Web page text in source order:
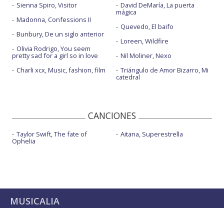
Sienna Spiro, Visitor
Madonna, Confessions II
Bunbury, De un siglo anterior
Olivia Rodrigo, You seem
pretty sad for a girl so in love
Charli xcx, Music, fashion, film
David DeMaría, La puerta
mágica
Quevedo, El baifo
Loreen, Wildfire
Nil Moliner, Nexo
Triángulo de Amor Bizarro, Mi
catedral
CANCIONES
Taylor Swift, The fate of
Ophelia
Aitana, Superestrella
MUSICALIA